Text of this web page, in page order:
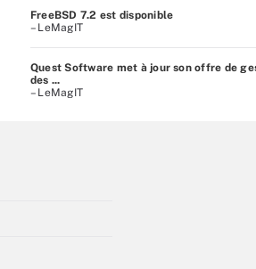
FreeBSD 7.2 est disponible
– LeMagIT
Quest Software met à jour son offre de
des ...
– LeMagIT